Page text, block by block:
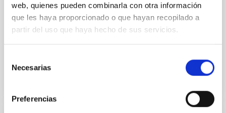
web, quienes pueden combinarla con otra información
que les haya proporcionado o que hayan recopilado a
partir del uso que haya hecho de sus servicios.
Necesarias
Preferencias
Tordesillas, Valladolid).
España
Fecha
10/08/2026-14/08/2026
Próximas